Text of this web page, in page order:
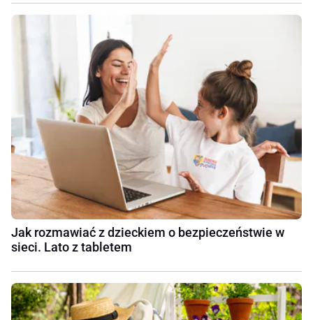
Jak rozmawiać z dzieckiem o bezpieczeństwie w
sieci. Lato z tabletem